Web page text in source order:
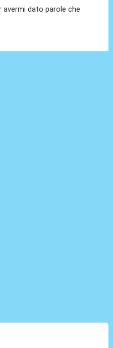
avermi dato parole che